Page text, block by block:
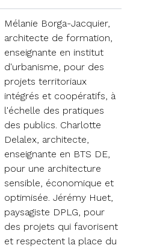
Mélanie Borga-Jacquier,
architecte de formation,
enseignante en institut
d'urbanisme, pour des
projets territoriaux
intégrés et coopératifs, à
l'échelle des pratiques
des publics. Charlotte
Delalex, architecte,
enseignante en BTS DE,
pour une architecture
sensible, économique et
optimisée. Jérémy Huet,
paysagiste DPLG, pour
des projets qui favorisent
et respectent la place du